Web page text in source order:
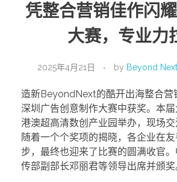
联系我们
凭整合营销佳作闪
大赛，专业力
2025年4月21日 by Beyond Next
造新BeyondNext的酷开出海整合营
深圳广告创意制作大赛中获奖。本
港澳超高清数创产业园举办，现场
随着一个个奖项的揭晓，各企业在
步，最终也迎来了比赛的圆满收官
传部副部长邓丽君等领导出席并颁奖